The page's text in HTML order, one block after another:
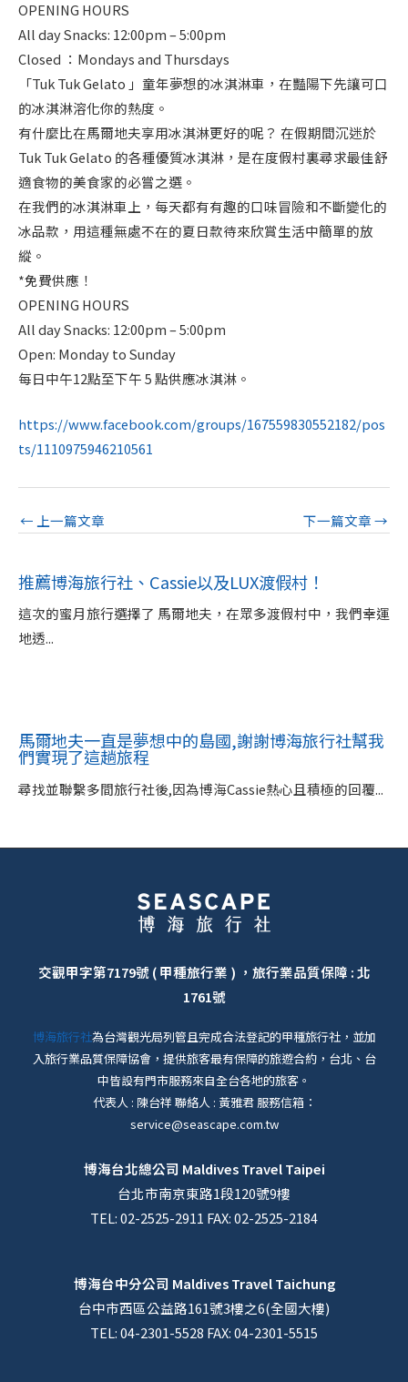
OPENING HOURS
All day Snacks: 12:00pm – 5:00pm
Closed ：Mondays and Thursdays
「Tuk Tuk Gelato 」童年夢想的冰淇淋車，在豔陽下先讓可口
的冰淇淋溶化你的熱度。
有什麼比在馬爾地夫享用冰淇淋更好的呢？ 在假期間沉迷於
Tuk Tuk Gelato 的各種優質冰淇淋，是在度假村裏尋求最佳舒
適食物的美食家的必嘗之選。
在我們的冰淇淋車上，每天都有有趣的口味冒險和不斷變化的
冰品款，用這種無處不在的夏日款待來欣賞生活中簡單的放
縱。
*免費供應！
OPENING HOURS
All day Snacks: 12:00pm – 5:00pm
Open: Monday to Sunday
每日中午12點至下午 5 點供應冰淇淋。
https://www.facebook.com/groups/167559830552182/pos
ts/1110975946210561
← 上一篇文章 下一篇文章→
推薦博海旅行社、Cassie以及LUX渡假村！
這次的蜜月旅行選擇了 馬爾地夫，在眾多渡假村中，我們幸運
地透...
馬爾地夫一直是夢想中的島國,謝謝博海旅行社幫我
們實現了這趟旅程
尋找並聯繫多間旅行社後,因為博海Cassie熱心且積極的回覆...
交觀甲字第7179號 ( 甲種旅行業 ) ，旅行業品質保障 : 北
1761號
博海旅行社為台灣觀光局列管且完成合法登記的甲種旅行社，並加
入旅行業品質保障協會，提供旅客最有保障的旅遊合約，台北、台
中皆設有門市服務來自全台各地的旅客。
代表人 : 陳台祥 聯絡人 : 黃雅君 服務信箱：
service@seascape.com.tw
博海台北總公司 Maldives Travel Taipei
台北市南京東路1段120號9樓
TEL: 02-2525-2911 FAX: 02-2525-2184
博海台中分公司 Maldives Travel Taichung
台中市西區公益路161號3樓之6(全國大樓)
TEL: 04-2301-5528 FAX: 04-2301-5515